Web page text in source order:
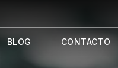
BLOG CONTACTO